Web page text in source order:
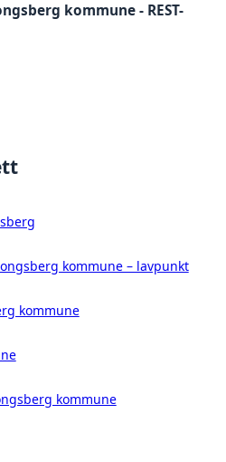
kommune - REST-
kommune – lavpunkt
kommune
kommune